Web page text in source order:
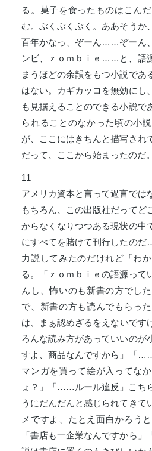
る。菓子を食ったものはこん
む。ぶくぶくぶく。ああそうか
百年かなっ、ぞーん……ぞーん
ンビ、ｚｏｍｂｉｅ……と、語
まうほどの余韻をもつ小説であ
はない。カギカッコを無効にし
も見据えることのできる小説で
られることのなかった頃の小
が、ここにはきちんと描写され
だって、ここから始まったのだ。
11
アメリカ資本と言って過言では
もちろん、この出版社だってど
からなくなりつつある現状の中
にすべてを賭けて刊行したの
力説してみたのだけれど「わ
る。「ｚｏｍｂｉｅの語源って
んし、怖いのも新書の方でし
で、新書の方も読んでもらっ
は、まぁ認めざるをえないで
ろんな読み方があっていいのが
すよ、商品なんですから」「
マンガを買って絵が入ってな
ょ？」「……ルール違反」こち
うにだんだんと感じられてきて
メですよ、たとえ面白かろう
「書店も一企業なんですから